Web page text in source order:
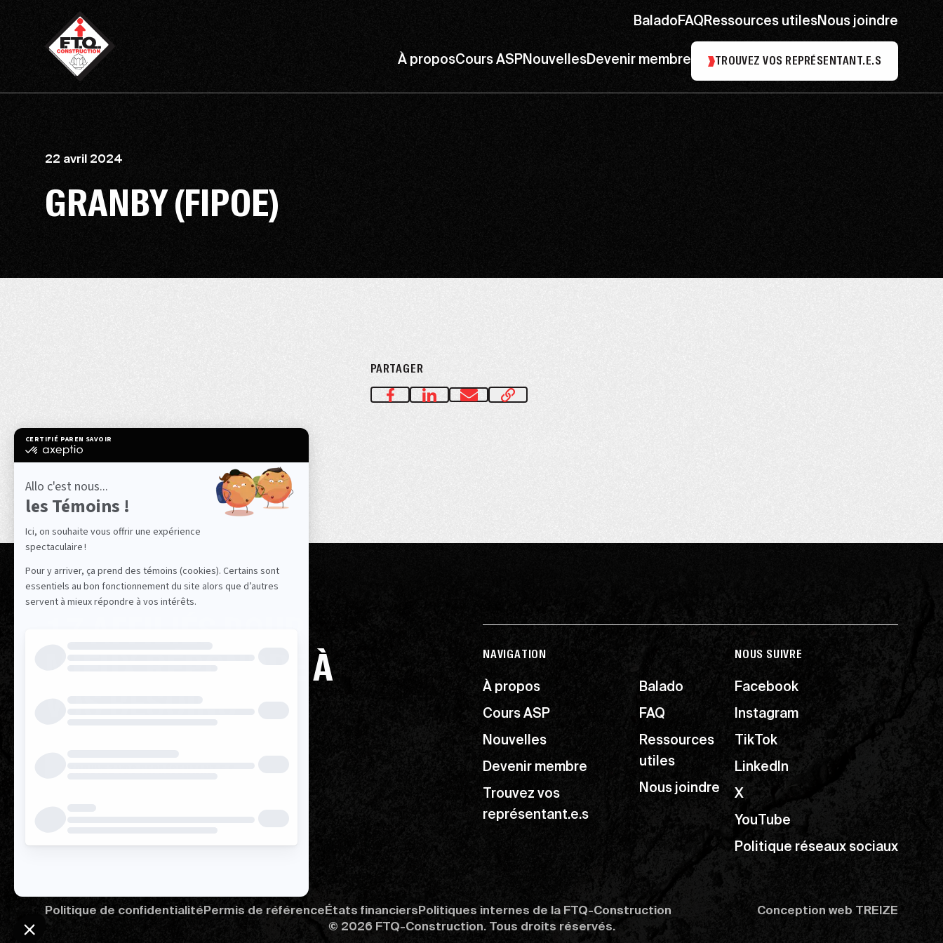
BaladoFAQRessources utilesNous joindre
À proposCours ASPNouvellesDevenir membre TROUVEZ VOS REPRÉSENTANT.E.S
22 avril 2024
GRANBY (FIPOE)
PARTAGER
MIEUX RÉPONDRE À
NAVIGATION
À propos
Cours ASP
Nouvelles
Devenir membre
Trouvez vos
représentant.e.s
Balado
FAQ
Ressources
utiles
Nous joindre
NOUS SUIVRE
Facebook
Instagram
TikTok
LinkedIn
X
YouTube
Politique réseaux sociaux
Politique de confidentialitéPermis de référenceÉtats financiersPolitiques internes de la FTQ-Construction Conception webTREIZE
© 2026 FTQ-Construction. Tous droits réservés.